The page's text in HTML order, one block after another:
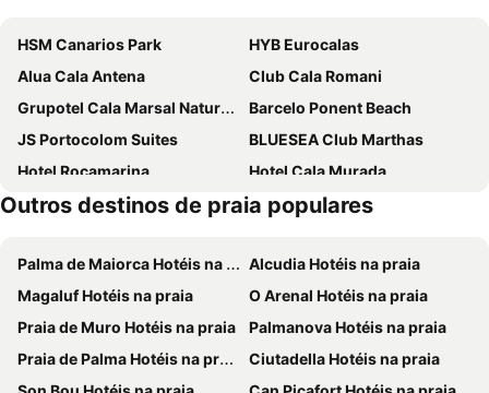
HSM Canarios Park
HYB Eurocalas
Alua Cala Antena
Club Cala Romani
Grupotel Cala Marsal Nature Hotel
Barcelo Ponent Beach
JS Portocolom Suites
BLUESEA Club Marthas
Hotel Rocamarina
Hotel Cala Murada
AluaSoul Mallorca Resort
Iberostar Waves Club Cala Barca
Hotel Ankaa - New Opening
MarSenses Ferrera Blanca Hotel Family
Gavimar Cala Gran Hotel and Apartments
Smy Portocolom
Iberostar Waves Cala Domingos
JS Cape Colom
Hotel Figuera Park
Prinsotel Alba & Spa
Outros destinos de praia populares
Palma de Maiorca Hotéis na praia
Alcudia Hotéis na praia
Magaluf Hotéis na praia
O Arenal Hotéis na praia
Praia de Muro Hotéis na praia
Palmanova Hotéis na praia
Praia de Palma Hotéis na praia
Ciutadella Hotéis na praia